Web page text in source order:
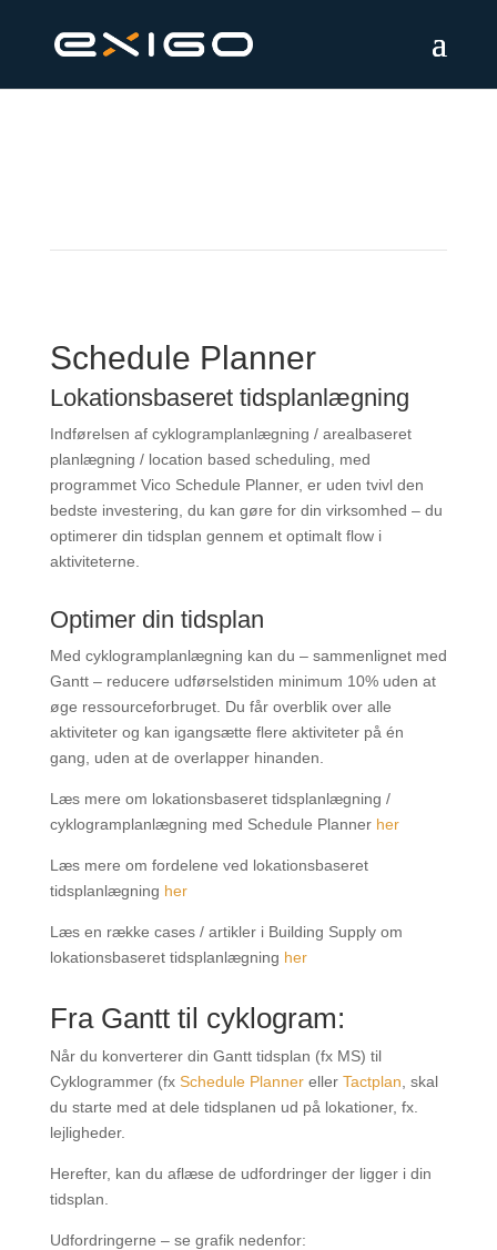
Schedule Planner
Lokationsbaseret tidsplanlægning
Indførelsen af cyklogramplanlægning / arealbaseret
planlægning / location based scheduling, med
programmet Vico Schedule Planner, er uden tvivl den
bedste investering, du kan gøre for din virksomhed – du
optimerer din tidsplan gennem et optimalt flow i
aktiviteterne.
Optimer din tidsplan
Med cyklogramplanlægning kan du – sammenlignet med
Gantt – reducere udførselstiden minimum 10% uden at
øge ressourceforbruget. Du får overblik over alle
aktiviteter og kan igangsætte flere aktiviteter på én
gang, uden at de overlapper hinanden.
Læs mere om lokationsbaseret tidsplanlægning /
cyklogramplanlægning med Schedule Planner her
Læs mere om fordelene ved lokationsbaseret
tidsplanlægning her
Læs en række cases / artikler i Building Supply om
lokationsbaseret tidsplanlægning her
Fra Gantt til cyklogram:
Når du konverterer din Gantt tidsplan (fx MS) til
Cyklogrammer (fx Schedule Planner eller Tactplan , skal
du starte med at dele tidsplanen ud på lokationer, fx.
lejligheder.
Herefter, kan du aflæse de udfordringer der ligger i din
tidsplan.
Udfordringerne – se grafik nedenfor: